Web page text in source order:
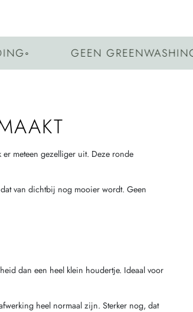
◦ GEEN GREENWASHING◦
meteen gezelliger uit. Deze ronde
van dichtbij nog mooier wordt. Geen
dan een heel klein houdertje. Ideaal voor
heel normaal zijn. Sterker nog, dat